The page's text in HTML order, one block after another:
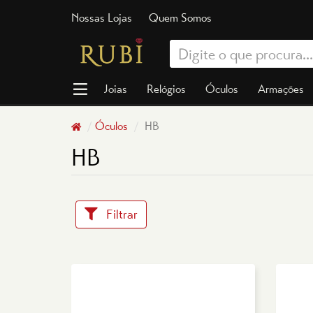
Nossas Lojas Quem Somos
Joias Relógios Óculos Armações
Óculos HB
HB
Filtrar